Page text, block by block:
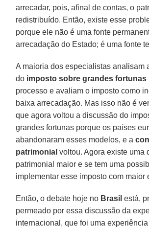
arrecadar, pois, afinal de contas, o
redistribuído. Então, existe esse
porque ele não é uma fonte
arrecadação do Estado; é uma fonte
A maioria dos especialistas analisam
do imposto sobre grandes fortunas
processo e avaliam o imposto como
baixa arrecadação. Mas isso não é
que agora voltou a discussão do
grandes fortunas porque os países
abandonaram esses modelos, e a
patrimonial voltou. Agora existe uma
patrimonial maior e se tem uma
implementar esse imposto com maior
Então, o debate hoje no Brasil está,
permeado por essa discussão da
internacional, que foi uma